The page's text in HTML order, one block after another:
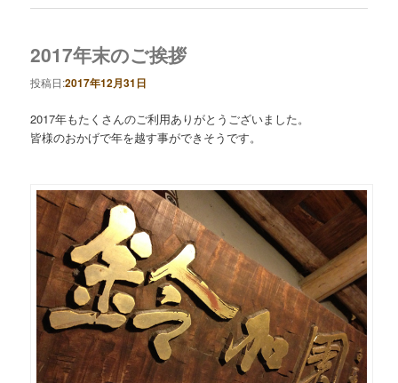
2017年末のご挨拶
投稿日:2017年12月31日
2017年もたくさんのご利用ありがとうございました。
皆様のおかげで年を越す事ができそうです。